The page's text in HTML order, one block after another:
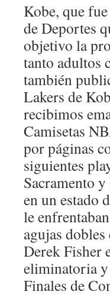
Kobe, que
de Deportes
objetivo la
tanto adultos
también
Lakers de
recibimos
Camisetas
por páginas
siguientes
Sacramento
en un estado
le
agujas
Derek Fisher
eliminatoria y
Finales de